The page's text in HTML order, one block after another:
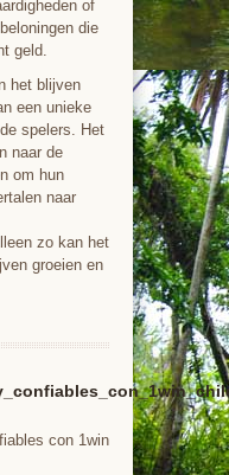
of
die
geld.
het blijven
een unieke
spelers. Het
naar de
om hun
naar
zo kan het
groeien en
con 1win